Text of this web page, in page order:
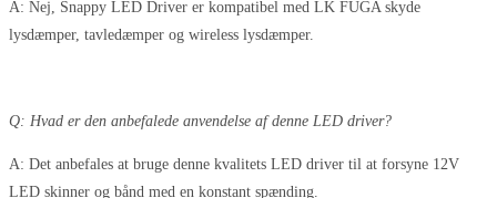
A: Nej, Snappy LED Driver er kompatibel med LK FUGA skyde
lysdæmper, tavledæmper og wireless lysdæmper.
Q: Hvad er den anbefalede anvendelse af denne LED driver?
A: Det anbefales at bruge denne kvalitets LED driver til at forsyne 12V
LED skinner og bånd med en konstant spænding.